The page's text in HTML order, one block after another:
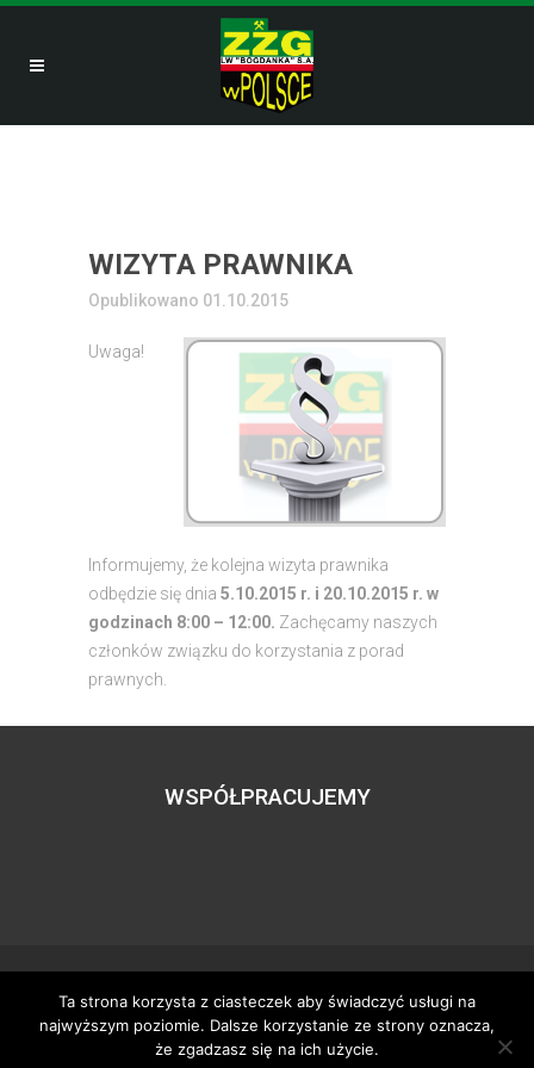
WIZYTA PRAWNIKA
Opublikowano 01.10.2015
Uwaga!
Informujemy, że kolejna wizyta prawnika
odbędzie się dnia 5.10.2015 r. i 20.10.2015 r. w
godzinach 8:00 – 12:00. Zachęcamy naszych
członków związku do korzystania z porad
prawnych.
WSPÓŁPRACUJEMY
Wszystkie prawa zastrzeżone – zzgbogdanka.pl
Dostosowanie:Tworzenie stron www– H5studio.pl
Ta strona korzysta z ciasteczek aby świadczyć usługi na
najwyższym poziomie. Dalsze korzystanie ze strony oznacza,
że zgadzasz się na ich użycie.